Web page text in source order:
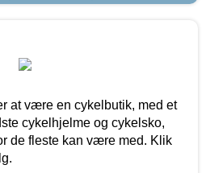
at være en cykelbutik, med et
cykelhjelme og cykelsko,
de fleste kan være med. Klik